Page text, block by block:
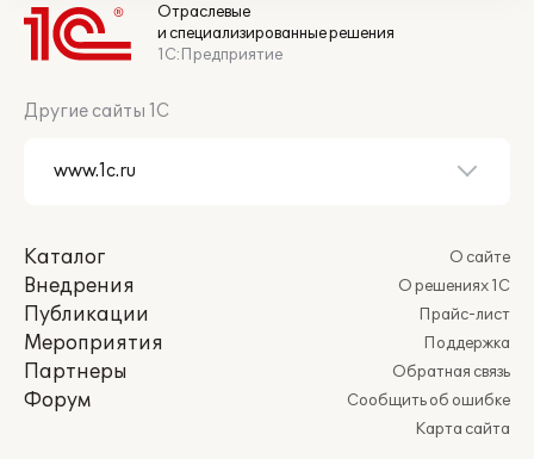
Отраслевые
и специализированные решения
1С:Предприятие
Другие сайты 1С
Каталог
Внедрения
Публикации
Мероприятия
Партнеры
Форум
О сайте
О решениях 1С
Прайс-лист
Поддержка
Обратная связь
Сообщить об ошибке
Карта сайта